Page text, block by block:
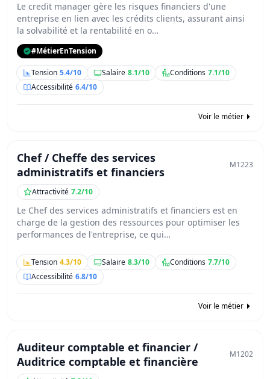
Le credit manager gère les risques financiers d'une
entreprise en lien avec les crédits clients, assurant ainsi
la solvabilité et la rentabilité en o…
#MétierEnTension
Tension 5.4/10 Salaire 8.1/10 Conditions 7.1/10
Accessibilité 6.4/10
Voir le métier
Chef / Cheffe des services
administratifs et financiers
M1223
Attractivité 7.2/10
Le Chef des services administratifs et financiers est en
charge de la gestion des ressources pour optimiser les
performances de l'entreprise, ce qui…
Tension 4.3/10 Salaire 8.3/10 Conditions 7.7/10
Accessibilité 6.8/10
Voir le métier
Auditeur comptable et financier /
Auditrice comptable et financière
M1202